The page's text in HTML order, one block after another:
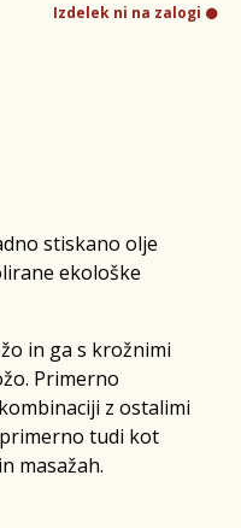
Izdelek ni na zalogi
stiskano olje
ekološke
in ga s krožnimi
Primerno
z ostalimi
tudi kot
masažah.